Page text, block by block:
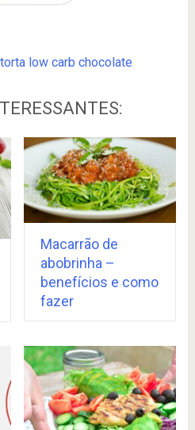
torta low carb chocolate
Macarrão de
abobrinha –
benefícios e como
fazer